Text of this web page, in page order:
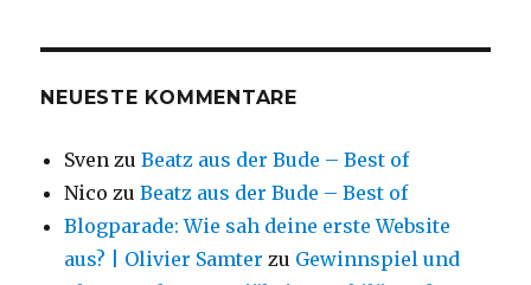
NEUESTE KOMMENTARE
Sven zuBeatz aus der Bude – Best of
Nico zuBeatz aus der Bude – Best of
Blogparade: Wie sah deine erste Website
aus? | Olivier Samter zu Gewinnspiel und